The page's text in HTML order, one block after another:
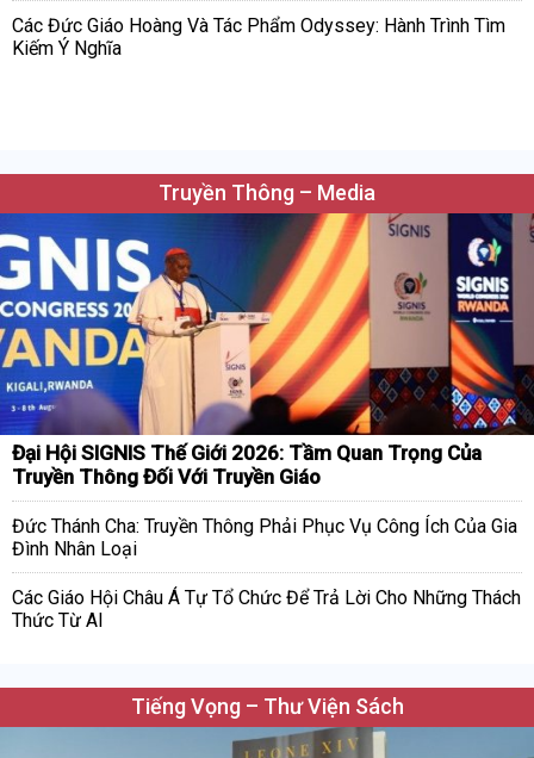
Các Đức Giáo Hoàng Và Tác Phẩm Odyssey: Hành Trình Tìm
Kiếm Ý Nghĩa
Truyền Thông – Media
Đại Hội SIGNIS Thế Giới 2026: Tầm Quan Trọng Của
Truyền Thông Đối Với Truyền Giáo
Đức Thánh Cha: Truyền Thông Phải Phục Vụ Công Ích Của Gia
Đình Nhân Loại
Các Giáo Hội Châu Á Tự Tổ Chức Để Trả Lời Cho Những Thách
Thức Từ AI
Tiếng Vọng – Thư Viện Sách